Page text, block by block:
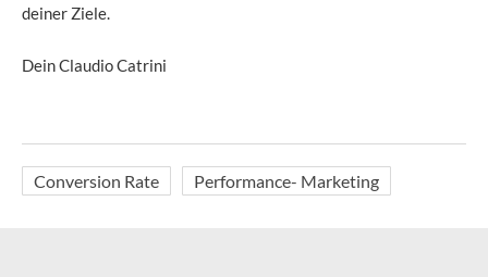
deiner Ziele.
Dein Claudio Catrini
Conversion Rate Performance- Marketing